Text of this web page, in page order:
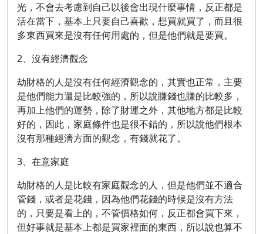
光，不會去考慮到自己以後會出現什麼事情，反正都是
活在當下，基本上只要自己喜歡，想買就買了，而且很
多東西買來是沒有任何用處的，但是他們就是要買。
2、沒有經濟觀念
劫財格的人是沒有任何經濟觀念的，其實也正常，主要
是他們能力還是比較強的，所以說賺錢也賺的比較多，
再加上他們的運勢，除了財運之外，其他地方都是比較
好的，因此，家庭條件也是很不錯的，所以說他們根本
沒有那種經濟方面的觀念，有錢就花了。
3、在意家庭
劫財格的人是比較有家庭觀念的人，但是他們並不適合
管錢，或者是花錢，因為他們花錢的時候是沒有方法
的，只要是看上的，不管價格如何，反正都會買下來，
但好事就是基本上都是買家裡面的東西，所以說也算不